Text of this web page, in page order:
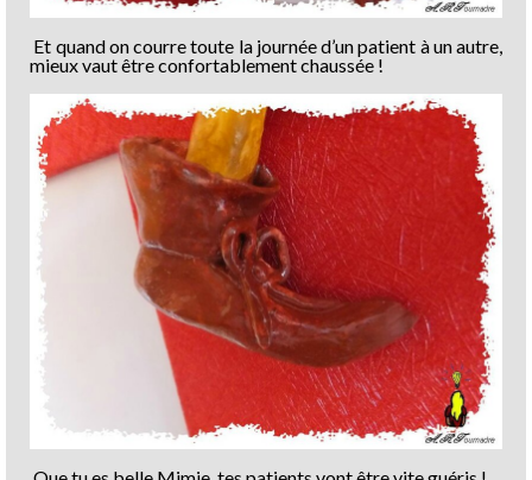
Et quand on courre toute la journée d’un patient à un autre,
mieux vaut être confortablement chaussée !